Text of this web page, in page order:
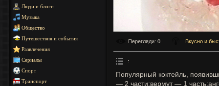
Люди и блоги
Музыка
Общество
Путешествия и события
Развлечения
Сериалы
Спорт
Транспорт
Перегляди: 0 Вкусно и
:
Популярный коктейль,
— 2 части;вермут — 1